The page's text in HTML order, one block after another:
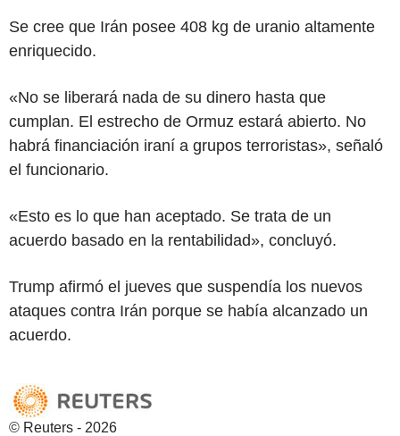
Se cree que Irán posee 408 kg de uranio altamente
enriquecido.
«No se liberará nada de su dinero hasta que
cumplan. El estrecho de Ormuz estará abierto. No
habrá financiación iraní a grupos terroristas», señaló
el funcionario.
«Esto es lo que han aceptado. Se trata de un
acuerdo basado en la rentabilidad», concluyó.
Trump afirmó el jueves que suspendía los nuevos
ataques contra Irán porque se había alcanzado un
acuerdo.
© Reuters - 2026